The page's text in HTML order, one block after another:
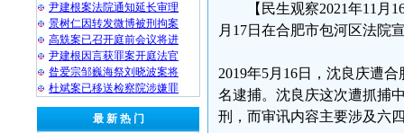
尹建根案法院通知延长审理
景树仁因转发微博被刑拘案
高兟案已召开庭前会议将进
尹建根因言获罪案开庭法官
昝爱宗邹巍海祭刘晓波案将
杜斌案已移送检察院涉嫌罪
最 新 热 门
【民生观察2021年11
月17日在合肥市包河区法院
2019年5月16日，沈良庆遭
名逮捕。沈良庆这次遭抓捕
刑，而审讯内容主要涉及六